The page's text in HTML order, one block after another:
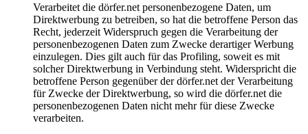
Verarbeitet die dörfer.net personenbezogene Daten, um
Direktwerbung zu betreiben, so hat die betroffene Person das
Recht, jederzeit Widerspruch gegen die Verarbeitung der
personenbezogenen Daten zum Zwecke derartiger Werbung
einzulegen. Dies gilt auch für das Profiling, soweit es mit
solcher Direktwerbung in Verbindung steht. Widerspricht die
betroffene Person gegenüber der dörfer.net der Verarbeitung
für Zwecke der Direktwerbung, so wird die dörfer.net die
personenbezogenen Daten nicht mehr für diese Zwecke
verarbeiten.